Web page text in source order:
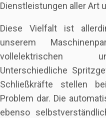
Dienstleistungen aller Art
Diese Vielfalt ist
unserem
vollelektrischen
Unterschiedliche
Schließkräfte stellen
Problem dar. Die
ebenso